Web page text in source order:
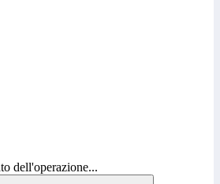
dell'operazione...